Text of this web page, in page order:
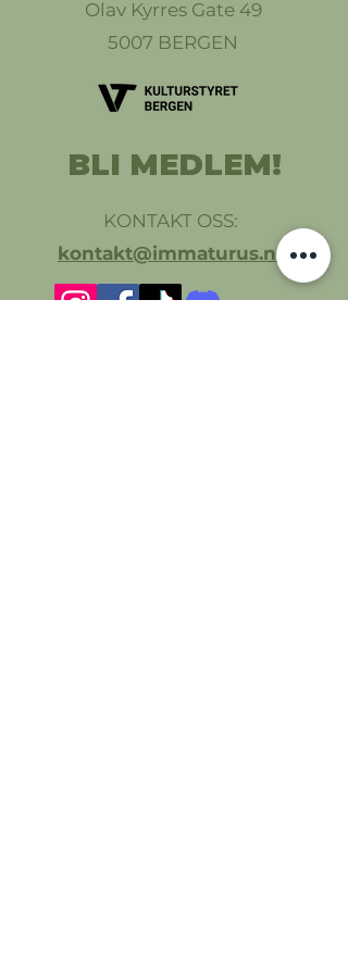
Olav Kyrres Gate 49
5007 BERGEN
BLI MEDLEM!
KONTAKT OSS:
kontakt@immaturus.no